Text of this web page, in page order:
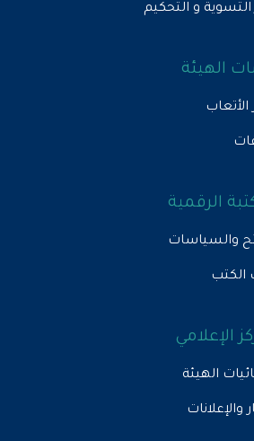
و التحكيم
الهيئة
الرقمية
والسياسات
الإعلامي
الهيئة
والإعلانات